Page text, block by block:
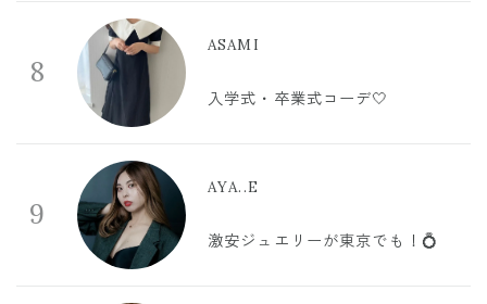
8
ASAMI
入学式・卒業式コーデ🤍
9
AYA..E
激安ジュエリーが東京でも！💍